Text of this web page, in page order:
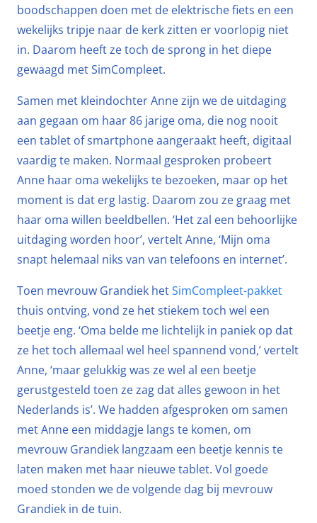
boodschappen doen met de elektrische fiets en een
wekelijks tripje naar de kerk zitten er voorlopig niet
in. Daarom heeft ze toch de sprong in het diepe
gewaagd met SimCompleet.
Samen met kleindochter Anne zijn we de uitdaging
aan gegaan om haar 86 jarige oma, die nog nooit
een tablet of smartphone aangeraakt heeft, digitaal
vaardig te maken. Normaal gesproken probeert
Anne haar oma wekelijks te bezoeken, maar op het
moment is dat erg lastig. Daarom zou ze graag met
haar oma willen beeldbellen. ‘Het zal een behoorlijke
uitdaging worden hoor’, vertelt Anne, ‘Mijn oma
snapt helemaal niks van van telefoons en internet’.
Toen mevrouw Grandiek hetSimCompleet-pakket
thuis ontving, vond ze het stiekem toch wel een
beetje eng. ‘Oma belde me lichtelijk in paniek op dat
ze het toch allemaal wel heel spannend vond,’ vertelt
Anne, ‘maar gelukkig was ze wel al een beetje
gerustgesteld toen ze zag dat alles gewoon in het
Nederlands is’. We hadden afgesproken om samen
met Anne een middagje langs te komen, om
mevrouw Grandiek langzaam een beetje kennis te
laten maken met haar nieuwe tablet. Vol goede
moed stonden we de volgende dag bij mevrouw
Grandiek in de tuin.